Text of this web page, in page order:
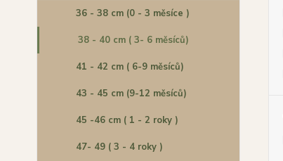
36 - 38 cm (0 - 3 měsíce )
38 - 40 cm ( 3- 6 měsíců)
41 - 42 cm ( 6-9 měsíců)
43 - 45 cm (9-12 měsíců)
45 -46 cm ( 1 - 2 roky )
47- 49 ( 3 - 4 roky )